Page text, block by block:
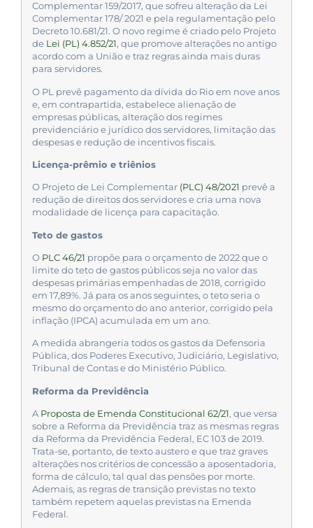
Complementar 159/2017, que sofreu alteração da Lei
Complementar 178/ 2021 e pela regulamentação pelo
Decreto 10.681/21. O novo regime é criado pelo Projeto
de Lei (PL) 4.852/21, que promove alterações no antigo
acordo com a União e traz regras ainda mais duras
para servidores.
O PL prevê pagamento da dívida do Rio em nove anos
e, em contrapartida, estabelece alienação de
empresas públicas, alteração dos regimes
previdenciário e jurídico dos servidores, limitação das
despesas e redução de incentivos fiscais.
Licença-prêmio e triênios
O Projeto de Lei Complementar (PLC) 48/2021 prevê a
redução de direitos dos servidores e cria uma nova
modalidade de licença para capacitação.
Teto de gastos
O PLC 46/21 propõe para o orçamento de 2022 que o
limite do teto de gastos públicos seja no valor das
despesas primárias empenhadas de 2018, corrigido
em 17,89%. Já para os anos seguintes, o teto seria o
mesmo do orçamento do ano anterior, corrigido pela
inflação (IPCA) acumulada em um ano.
A medida abrangeria todos os gastos da Defensoria
Pública, dos Poderes Executivo, Judiciário, Legislativo,
Tribunal de Contas e do Ministério Público.
Reforma da Previdência
A Proposta de Emenda Constitucional 62/21, que versa
sobre a Reforma da Previdência traz as mesmas regras
da Reforma da Previdência Federal, EC 103 de 2019.
Trata-se, portanto, de texto austero e que traz graves
alterações nos critérios de concessão a aposentadoria,
forma de cálculo, tal qual das pensões por morte.
Ademais, as regras de transição previstas no texto
também repetem aquelas previstas na Emenda
Federal.